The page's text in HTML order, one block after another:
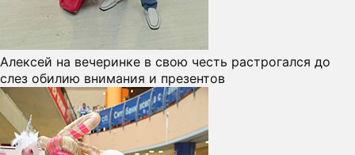
Алексей на вечеринке в свою честь растрогался до
слез обилию внимания и презентов